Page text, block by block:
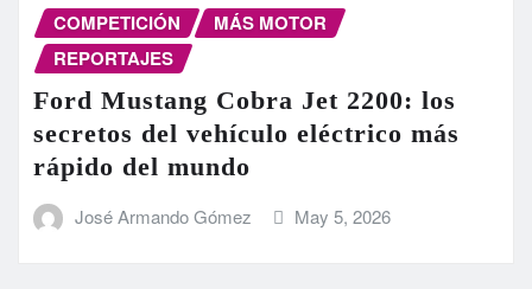
COMPETICIÓN
MÁS MOTOR
REPORTAJES
Ford Mustang Cobra Jet 2200: los
secretos del vehículo eléctrico más
rápido del mundo
José Armando Gómez May 5, 2026